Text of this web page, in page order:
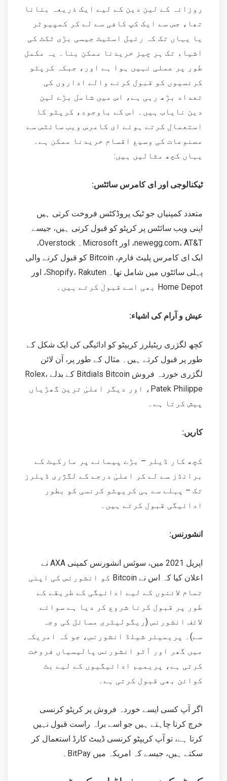
روزانہ کے لین دین کے لیے ایک ذریعہ بنانا
تھا، جس سے ایک کپ کافی سے لے کر کمپیوٹر
یا یہاں تک کہ رئیل اسٹیٹ جیسی بڑی ٹکٹ کی
اشیاء تک ہر چیز خریدنا ممکن بنا۔ یہ مکمل
طور پر عملی نہیں ہوا ہے اور، جبکہ کرپٹو
کرنسیوں کو قبول کرنے والے اداروں کی
تعداد بڑھ رہی ہے، اس میں شامل بڑے لین
دین نایاب ہیں۔ اس کے باوجود، کرپٹو کا
استعمال کرتے ہوئے ای کامرس ویب سائٹس سے
مصنوعات کی وسیع اقسام خریدنا ممکن ہے۔
یہاں کچھ مثالیں ہیں:
ٹیکنالوجی اور ای کامرس سائٹس:
متعدد کمپنیاں جو ٹیک پروڈکٹس فروخت کرتی ہیں
اپنی ویب سائٹس پر کرپٹو کو قبول کرتی ہیں، جیسے
newegg.com، AT&T، اور Microsoft۔ Overstock،
ایک ای کامرس پلیٹ فارم، Bitcoin کو قبول کرنے والی
پہلی سائٹوں میں شامل تھا۔ Shopify، Rakuten، اور
Home Depot بھی اسے قبول کرتے ہیں۔
عیش و آرام کی اشیاء:
کچھ لگژری ریٹیلرز کریپٹو کو ادائیگی کی ایک شکل کے
طور پر قبول کرتے ہیں۔ مثال کے طور پر، آن لائن
لگژری خوردہ فروش Bitdials Bitcoin کے بدلے Rolex،
Patek Philippe، اور دیگر اعلیٰ ترین گھڑیاں
پیش کرتا ہے۔
کاریں:
کچھ کار ڈیلر – بڑے پیمانے پر مارکیٹ کے
برانڈز سے لے کر اعلیٰ درجے کے لگژری ڈیلرز
تک – پہلے سے ہی کریپٹو کرنسی کو بطور
ادائیگی قبول کرتے ہیں۔
انشورنس:
اپریل 2021 میں، سوئس انشورنس کمپنی AXA نے
اعلان کیا کہ اس نے Bitcoin کو انشورنس کی اپنی
تمام لائنوں کے لیے ادائیگی کے طریقے کے
طور پر قبول کرنا شروع کر دیا ہے سوائے
لائف انشورنس (ریگولیٹری مسائل کی وجہ
سے)۔ پریمیئر شیلڈ انشورنس، جو کہ امریکہ
میں گھر اور آٹو انشورنس پالیسیاں فروخت
کرتی ہے، پریمیم ادائیگیوں کے لیے بٹ
کوائن بھی قبول کرتی ہے۔
اگر آپ کسی ایسے خوردہ فروش پر کرپٹو کرنسی
خرچ کرنا چاہتے ہیں جو اسے براہ راست قبول نہیں
کرتا ہے، تو آپ کریپٹو کرنسی ڈیبٹ کارڈ استعمال کر
سکتے ہیں، جیسے کہ امریکہ میں BitPay۔